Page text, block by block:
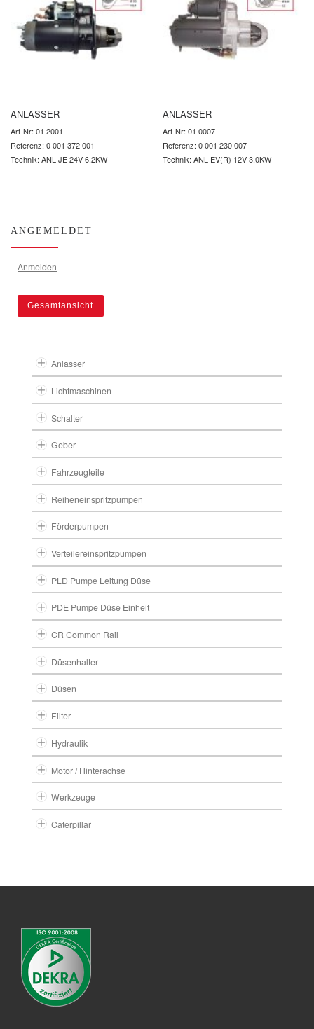
ANLASSER
Art-Nr: 01 2001
Referenz: 0 001 372 001
Technik: ANL-JE 24V 6.2KW
ANLASSER
Art-Nr: 01 0007
Referenz: 0 001 230 007
Technik: ANL-EV(R) 12V 3.0KW
ANGEMELDET
Anmelden
Gesamtansicht
Anlasser
Lichtmaschinen
Schalter
Geber
Fahrzeugteile
Reiheneinspritzpumpen
Förderpumpen
Verteilereinspritzpumpen
PLD Pumpe Leitung Düse
PDE Pumpe Düse Einheit
CR Common Rail
Düsenhalter
Düsen
Filter
Hydraulik
Motor / Hinterachse
Werkzeuge
Caterpillar